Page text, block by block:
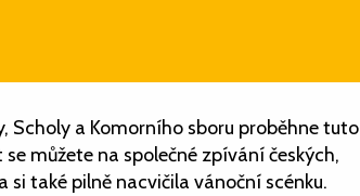
Scholy a Komorního sboru proběhne tuto
můžete na společné zpívání českých,
si také pilně nacvičila vánoční scénku.